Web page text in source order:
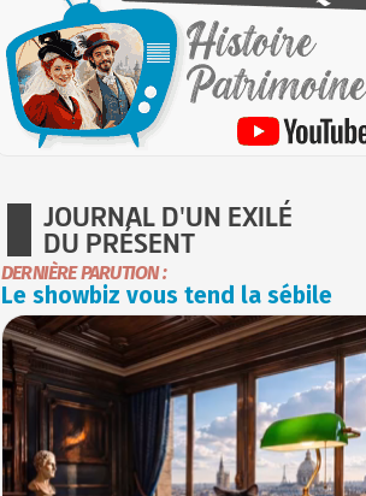
JOURNAL D'UN EXILÉ
DU PRÉSENT
DERNIÈRE PARUTION :
Le showbiz vous tend la sébile